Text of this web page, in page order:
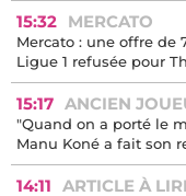
15:32 MERCATO
Mercato : une offre de
Ligue 1 refusée pour
15:17 ANCIEN
"Quand on a porté le
Manu Koné a fait son
14:11 ARTICLE À